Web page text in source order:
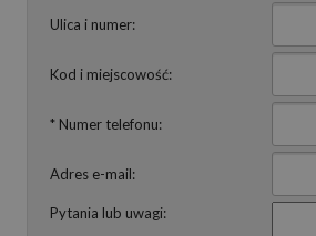
Ulica i numer:
Kod i miejscowość:
* Numer telefonu:
Adres e-mail:
Pytania lub uwagi: